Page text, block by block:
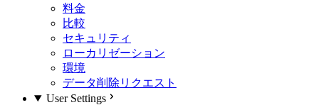
料金
比較
セキュリティ
ローカリゼーション
環境
データ削除リクエスト
User Settings